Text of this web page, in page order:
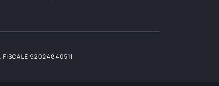
FISCALE 92024840511